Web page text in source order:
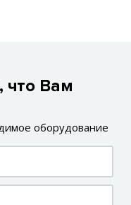
что Вам
оборудование